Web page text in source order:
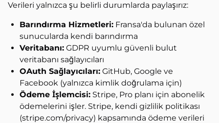
Verileri yalnızca şu belirli durumlarda paylaşırız:
Barındırma Hizmetleri: Fransa'da bulunan özel
sunucularda kendi barındırma
Veritabanı: GDPR uyumlu güvenli bulut
veritabanı sağlayıcıları
OAuth Sağlayıcıları: GitHub, Google ve
Facebook (yalnızca kimlik doğrulama için)
Ödeme İşlemcisi: Stripe, Pro planı için abonelik
ödemelerini işler. Stripe, kendi gizlilik politikası
(stripe.com/privacy) kapsamında ödeme verileri